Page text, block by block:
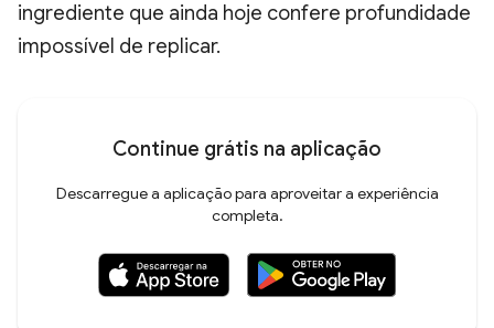
ingrediente que ainda hoje confere profundidade
impossível de replicar.
Continue grátis na aplicação
Descarregue a aplicação para aproveitar a experiência
completa.